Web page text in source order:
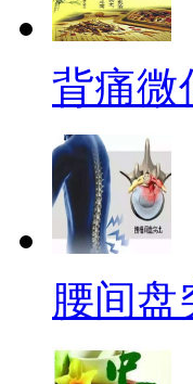
背痛微
腰间盘